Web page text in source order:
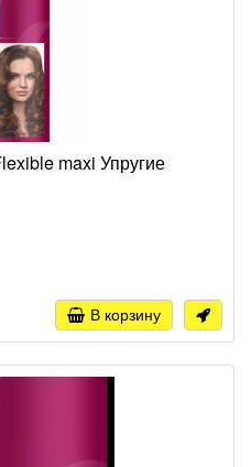
maxi Упругие
В корзину